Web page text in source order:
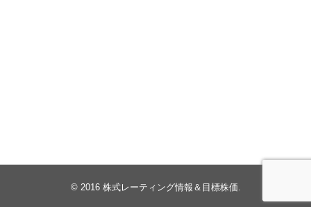
© 2016 株式レーティング情報＆目標株価